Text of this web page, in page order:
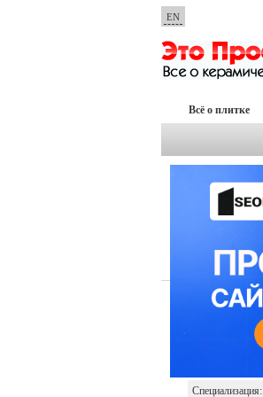
EN
Всё о плитке
Nox
Профиль
Специализация: